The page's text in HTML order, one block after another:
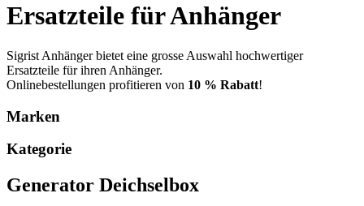
Ersatzteile für Anhänger
Sigrist Anhänger bietet eine grosse Auswahl hochwertiger
Ersatzteile für ihren Anhänger.
Onlinebestellungen profitieren von 10 % Rabatt!
Marken
Kategorie
Generator Deichselbox